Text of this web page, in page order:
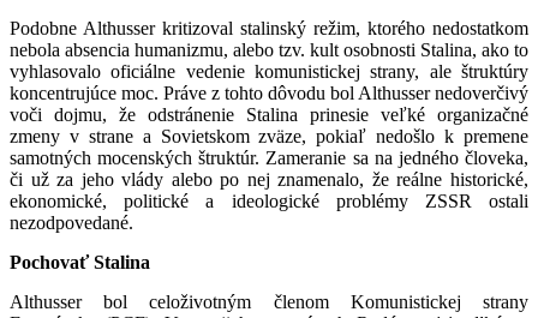
Podobne Althusser kritizoval stalinský režim, ktorého nedostatkom
nebola absencia humanizmu, alebo tzv. kult osobnosti Stalina, ako to
vyhlasovalo oficiálne vedenie komunistickej strany, ale štruktúry
koncentrujúce moc. Práve z tohto dôvodu bol Althusser nedoverčivý
voči dojmu, že odstránenie Stalina prinesie veľké organizačné
zmeny v strane a Sovietskom zväze, pokiaľ nedošlo k premene
samotných mocenských štruktúr. Zameranie sa na jedného človeka,
či už za jeho vlády alebo po nej znamenalo, že reálne historické,
ekonomické, politické a ideologické problémy ZSSR ostali
nezodpovedané.
Pochovať Stalina
Althusser bol celoživotným členom Komunistickej strany